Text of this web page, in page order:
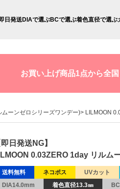
日発送DIAで選ぶBCで選ぶ着色直径で選ぶ
お買い上げ商品1点から全
ーンゼロシリーズワンデー) LILMOON
即日発送NG】
0.03ZERO 1day リルム
送料無料 ネコポス UVカット
DIA14.0mm
着色直径13.3㎜